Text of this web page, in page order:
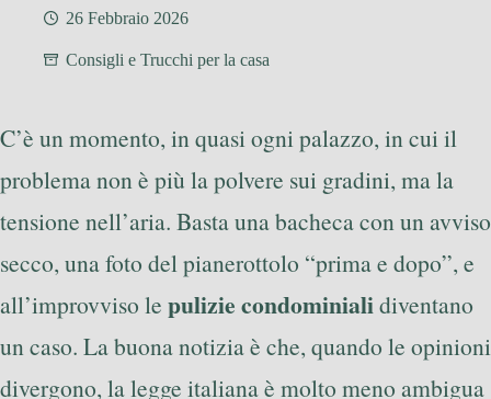
26 Febbraio 2026
Consigli e Trucchi per la casa
C’è un momento, in quasi ogni palazzo, in cui il
problema non è più la polvere sui gradini, ma la
tensione nell’aria. Basta una bacheca con un avviso
secco, una foto del pianerottolo “prima e dopo”, e
all’improvviso le pulizie condominialidiventano
un caso. La buona notizia è che, quando le opinioni
divergono, la legge italiana è molto meno ambigua